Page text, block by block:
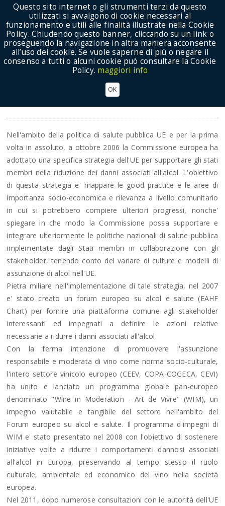
Show Menu
Nell'ambito della politica di salute pubblica UE e per la prima
volta in assoluto, a ottobre 2006 la Commissione europea ha
adottato una specifica strategia dell'UE per supportare gli stati
membri nella riduzione dei danni associati all'alcol. L'obiettivo
di questa strategia e' mappare le good practice e le aree di
importanza socio-economica e rilevanza a livello comunitario
in cui si potrebbero compiere ulteriori progressi, nonche'
spiegare in che modo la Commissione possa supportare e
integrare ulteriormente le politiche nazionali di salute pubblica
implementate dagli Stati membri in collaborazione con gli
stakeholder, tenendo conto del variare di culture e modelli di
assunzione di alcol nell'UE.
Pietra miliare nell'implementazione di tale strategia, nel 2007
e' stato creato un forum europeo su alcol e salute (EAHF
Chart) per fornire una piattaforma comune agli stakeholder
interessanti ed impegnati a definire le azioni relative
necessarie a ridurre i danni associati all'alcol.
Con la ferma intenzione di promuovere l'assunzione
responsabile e moderata di vino come norma socio-culturale,
l'intero settore vinicolo europeo (CEEV, COPA-COGECA, CEVI)
ha unito e lanciato un programma globale pan-europeo
denominato "Wine in Moderation - Art de Vivre" (WIM), un
impegno valutabile e tangibile del settore nell'ambito del
Forum europeo su alcol e salute. Il programma d'impegni di
WIM e' stato presentato nel 2008 con l'obiettivo di sostenere
iniziative volte a ridurre i comportamenti dannosi associati
all'alcol in Europa, preservando al tempo stesso il ruolo
culturale, ambientale ed economico del vino nella società
europea.
Nel 2011, dopo numerose consultazioni con le autorità dell'UE
Questo sito internet o gli strumenti terzi da questo
utilizzati si avvalgono di cookie necessari al
funzionamento e utili alle finalità illustrate nella Cookie
Policy. Chiudendo questo banner, cliccando su un link o
proseguendo la navigazione in altra maniera acconsente
all’uso dei cookie. Se vuole saperne di più o negare il
consenso a tutti o alcuni cookie può consultare la Cookie
Policy. maggiori info
OK